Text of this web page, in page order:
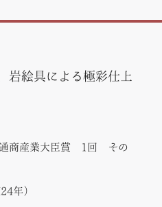
岩絵具による極彩仕上
商産業大臣賞 1回 その
年）